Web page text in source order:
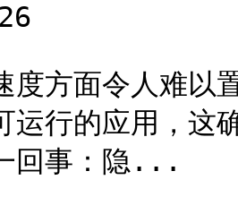
度方面令人难以
运行的应用，这
回事：隐...